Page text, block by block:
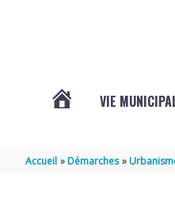
VIE
Accueil Démarches